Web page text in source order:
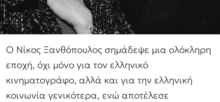
Ο Νίκος Ξανθόπουλος σημάδεψε μια ολόκληρη
εποχή, όχι μόνο για τον ελληνικό
κινηματογράφο, αλλά και για την ελληνική
κοινωνία γενικότερα, ενώ αποτέλεσε